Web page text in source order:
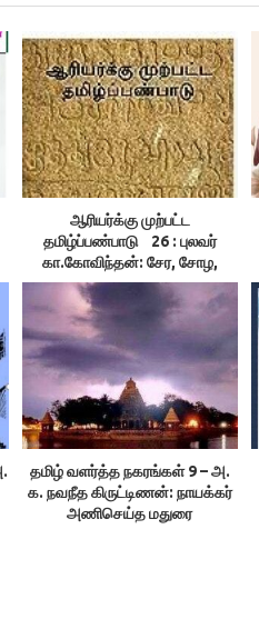
ஆரியர்க்கு முற்பட்ட
தமிழ்ப்பண்பாடு 26 : புலவர்
கா.கோவிந்தன்: சேர, சோழ,
பாண்டிய அரசுகள்
தமிழ் வளர்த்த நகரங்கள் 9 – அ.
க. நவநீத கிருட்டிணன்: நாயக்கர்
அணிசெய்த மதுரை